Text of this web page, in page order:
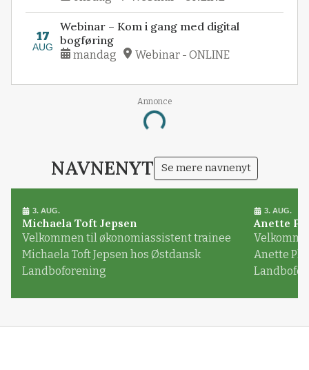
17
AUG
Webinar – Kom i gang med digital
bogføring
mandag Webinar - ONLINE
Annonce
Loading...
NAVNENYT Se mere navnenyt
3. AUG.
Michaela Toft Jepsen
Velkommen til økonomiassistent trainee
Michaela Toft Jepsen hos Østdansk
Landboforening
3. AUG.
Anette
Anette